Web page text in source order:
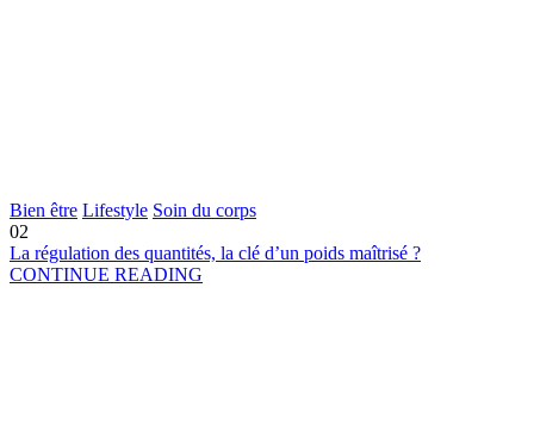
Bien être Lifestyle Soin du corps
02
La régulation des quantités, la clé d’un poids maîtrisé ?
CONTINUE READING